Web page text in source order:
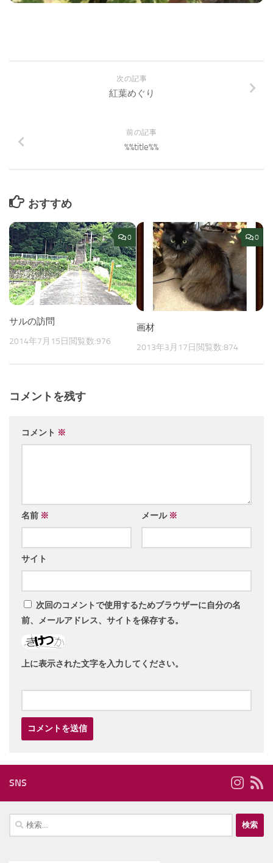
次の記事
紅葉めぐり
前の記事
%%title%%
おすすめ
0
サルの訪問
2014年7月15日 閲覧数:976
0
画材
2013年3月17日 閲覧数:874
コメントを残す
コメント ※
名前 ※ メール ※
サイト
次回のコメントで使用するためブラウザーに自分の名
前、メールアドレス、サイトを保存する。
上に表示された文字を入力してください。
SNS
検
索: